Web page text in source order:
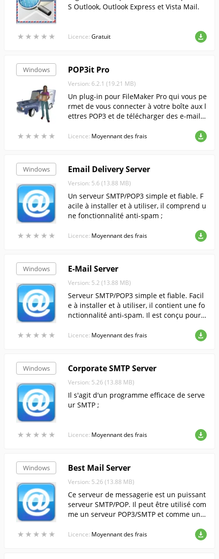
★ ★ ★ ★ ★
★ ★ ★ ★ ★
S Outlook, Outlook Express et Vista Mail.
Licence: Gratuit
Windows
★ ★ ★ ★ ★
★ ★ ★ ★ ★
POP3it Pro
Version: 6.2.1 (19.21 MB)
Un plug-in pour FileMaker Pro qui vous pe
rmet de vous connecter à votre boîte aux l
ettres POP3 et de télécharger des e-mails
l.
Licence: Moyennant des frais
Windows
★ ★ ★ ★ ★
★ ★ ★ ★ ★
Email Delivery Server
Version: 5.6 (13.88 MB)
Un serveur SMTP/POP3 simple et fiable. F
acile à installer et à utiliser, il comprend u
ne fonctionnalité anti-spam ;
Licence: Moyennant des frais
Windows
★ ★ ★ ★ ★
★ ★ ★ ★ ★
E-Mail Server
Version: 5.2 (13.88 MB)
Serveur SMTP/POP3 simple et fiable. Facil
e à installer et à utiliser, il contient une fo
nctionnalité anti-spam. Il est conçu pour
and nombre d'utilisateurs.
Licence: Moyennant des frais
Windows
★ ★ ★ ★ ★
★ ★ ★ ★ ★
Corporate SMTP Server
Version: 5.26 (13.88 MB)
Il s'agit d'un programme efficace de serve
ur SMTP ;
Licence: Moyennant des frais
Windows
★ ★ ★ ★ ★
★ ★ ★ ★ ★
Best Mail Server
Version: 5.26 (13.88 MB)
Ce serveur de messagerie est un puissant
serveur SMTP/POP. Il peut être utilisé com
me un serveur POP3/SMTP et comme une
;Licence: Moyennant des frais